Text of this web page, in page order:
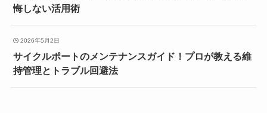
悔しない活用術
2026年5月2日
サイクルポートのメンテナンスガイド！プロが教える維
持管理とトラブル回避法